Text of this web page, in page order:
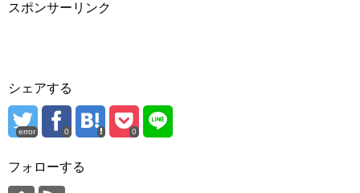
スポンサーリンク
シェアする
error 0 0
フォローする